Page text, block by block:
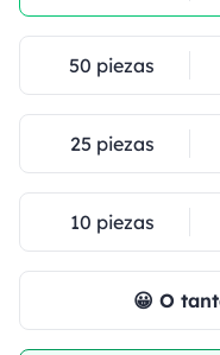
50 piezas
25 piezas
10 piezas
😀 O